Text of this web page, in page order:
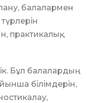
балалармен
практикалық,
Бұл балалардың
білімдерін,